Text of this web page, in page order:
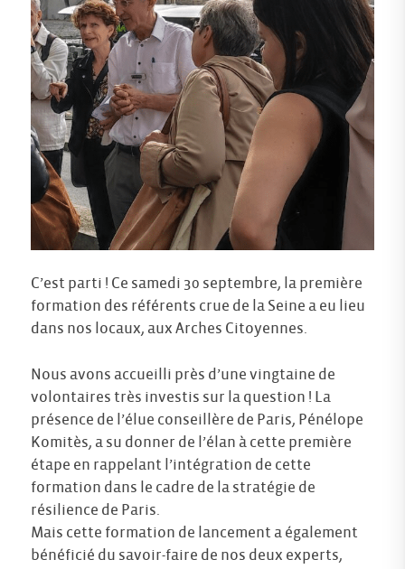
C’est parti ! Ce samedi 30 septembre, la première
formation des référents crue de la Seine a eu lieu
dans nos locaux, aux Arches Citoyennes.
Nous avons accueilli près d’une vingtaine de
volontaires très investis sur la question ! La
présence de l’élue conseillère de Paris, Pénélope
Komitès, a su donner de l’élan à cette première
étape en rappelant l’intégration de cette
formation dans le cadre de la stratégie de
résilience de Paris.
Mais cette formation de lancement a également
bénéficié du savoir-faire de nos deux experts,